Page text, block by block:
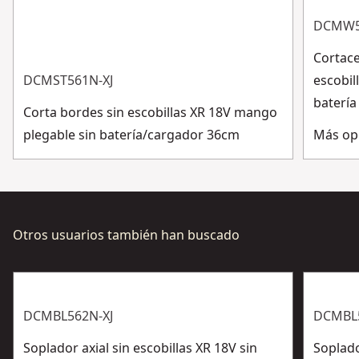
DCMST561N-XJ
Corta bordes sin escobillas XR 18V mango
plegable sin batería/cargador 36cm
batería
Más
Otros usuarios también han buscado
DCMBL562N-XJ
Soplador axial sin escobillas XR 18V sin